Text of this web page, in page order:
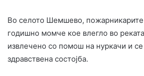
Во селото Шемшево, пожарникарите
годишно момче кое влегло во
извлечено со помош на нуркачи и
здравствена состојба.